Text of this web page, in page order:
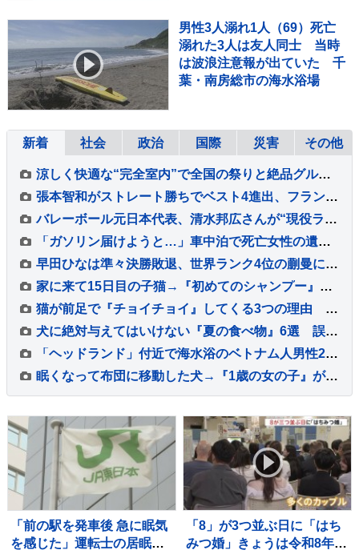
男性3人溺れ1人（69）死亡
溺れた3人は友人同士 当時
は波浪注意報が出ていた 千
葉・南房総市の海水浴場
新着 社会 政治 国際 災害 その他
涼しく快適な“完全室内”で全国の祭りと絶品グルメを堪能！ 「MATSURI JAPAN 2026」
張本智和がストレート勝ちでベスト4進出、フランスの強豪を圧倒、大会連覇まであと2つ【WTTチャンピオンズ横浜】
バレーボール元日本代表、清水邦広さんが“現役ラストプレー”「疲れたわ～選手ってすごい」引退記念試合で豪華メンバーも集結
「ガソリン届けようと…」車中泊で死亡女性の遺族が胸中語る 熊本地震“見えづらい避難者”どう支えるか “要配慮者”避難の現状 子どもの心ケアする医師も【報道特集】
早田ひなは準々決勝敗退、世界ランク4位の蒯曼に屈す 卓球王国・中国の高い壁を越えられず【WTTチャンピオンズ横浜】
家に来て15日目の子猫→『初めてのシャンプー』に挑戦した結果…微笑ましい光景に「めちゃめちゃいい子」「かわいー」と癒される人が続出
猫が前足で『チョイチョイ』してくる3つの理由 仕草に込められた意味や気持ちの見分け方
犬に絶対与えてはいけない『夏の食べ物』6選 誤って食べてしまった場合の危険な症状まで
「ヘッドランド」付近で海水浴のベトナム人男性2人が溺れ1人死亡 茨城・鉾田市
眠くなって布団に移動した犬→『1歳の女の子』が近づいて…愛に溢れた『寝かしつけの光景』が15万再生「最高に可愛い」「仲良しが伝わる」
「前の駅を発車後 急に眠気
を感じた」運転士の居眠り
「8」が3つ並ぶ日に「はち
みつ婚」きょうは令和8年8